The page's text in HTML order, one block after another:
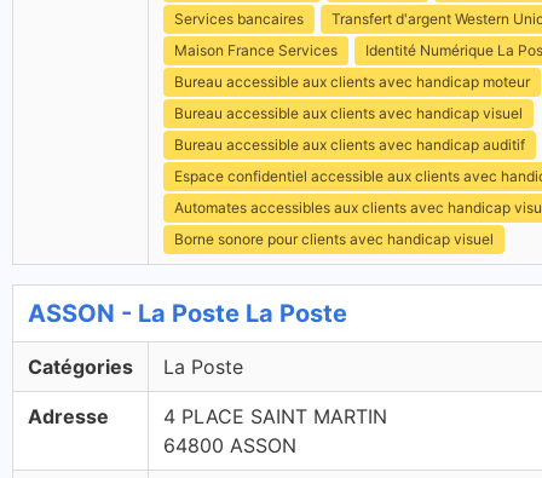
Services bancaires
Transfert d'argent Western
Maison France Services
Identité Numérique La
Bureau accessible aux clients avec handicap moteur
Bureau accessible aux clients avec handicap visuel
Bureau accessible aux clients avec handicap auditif
Espace confidentiel accessible aux clients avec
Automates accessibles aux clients avec handicap
Borne sonore pour clients avec handicap visuel
ASSON - La Poste La Poste
Catégories La Poste
Adresse
4 PLACE SAINT MARTIN
64800 ASSON